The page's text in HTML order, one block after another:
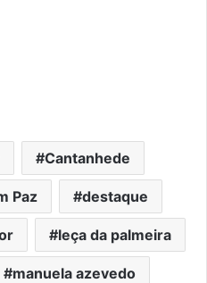
Cantanhede
Paz destaque
leça da palmeira
manuela azevedo